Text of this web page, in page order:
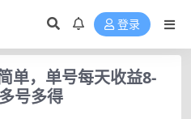
登录
单，单号每天收益8-
号多得